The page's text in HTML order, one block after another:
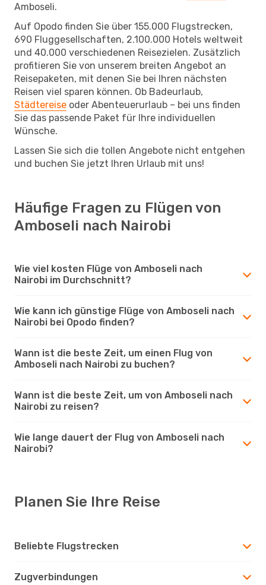
Amboseli.
Auf Opodo finden Sie über 155.000 Flugstrecken,
690 Fluggesellschaften, 2.100.000 Hotels weltweit
und 40.000 verschiedenen Reisezielen. Zusätzlich
profitieren Sie von unserem breiten Angebot an
Reisepaketen, mit denen Sie bei Ihren nächsten
Reisen viel sparen können. Ob Badeurlaub,
Städtereise oder Abenteuerurlaub – bei uns finden
Sie das passende Paket für Ihre individuellen
Wünsche.
Lassen Sie sich die tollen Angebote nicht entgehen
und buchen Sie jetzt Ihren Urlaub mit uns!
Häufige Fragen zu Flügen von
Amboseli nach Nairobi
Wie viel kosten Flüge von Amboseli nach
Nairobi im Durchschnitt?
Wie kann ich günstige Flüge von Amboseli nach
Nairobi bei Opodo finden?
Wann ist die beste Zeit, um einen Flug von
Amboseli nach Nairobi zu buchen?
Wann ist die beste Zeit, um von Amboseli nach
Nairobi zu reisen?
Wie lange dauert der Flug von Amboseli nach
Nairobi?
Planen Sie Ihre Reise
Beliebte Flugstrecken
Zugverbindungen